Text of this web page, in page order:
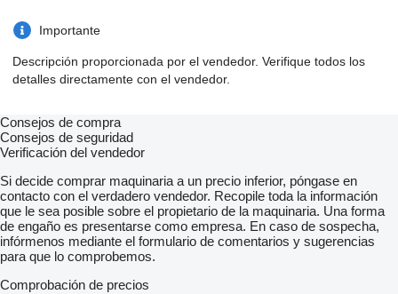
Importante
Descripción proporcionada por el vendedor. Verifique todos los
detalles directamente con el vendedor.
Consejos de compra
Consejos de seguridad
Verificación del vendedor
Si decide comprar maquinaria a un precio inferior, póngase en
contacto con el verdadero vendedor. Recopile toda la información
que le sea posible sobre el propietario de la maquinaria. Una forma
de engaño es presentarse como empresa. En caso de sospecha,
infórmenos mediante el formulario de comentarios y sugerencias
para que lo comprobemos.
Comprobación de precios